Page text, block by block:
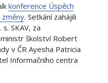
konference Úspěch
změny. Setkání zahájili
SKAV, za
školství Robert
v ČR Ayesha Patricia
Informačního centra